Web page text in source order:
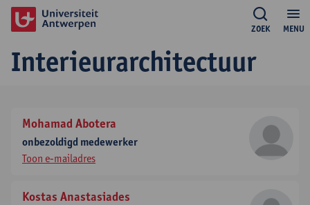
MENU
ZOEK
Interieurarchitectuur
Mohamad Abotera
onbezoldigd medewerker
Toon e-mailadres
Kostas Anastasiades